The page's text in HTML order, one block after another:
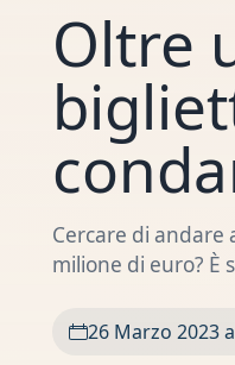
Oltre
Cercare di andare
milione di euro? È
26 Marzo 2023